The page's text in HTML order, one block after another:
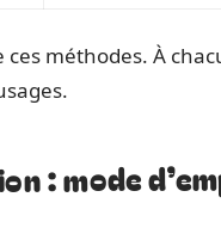
méthodes. À
: mode